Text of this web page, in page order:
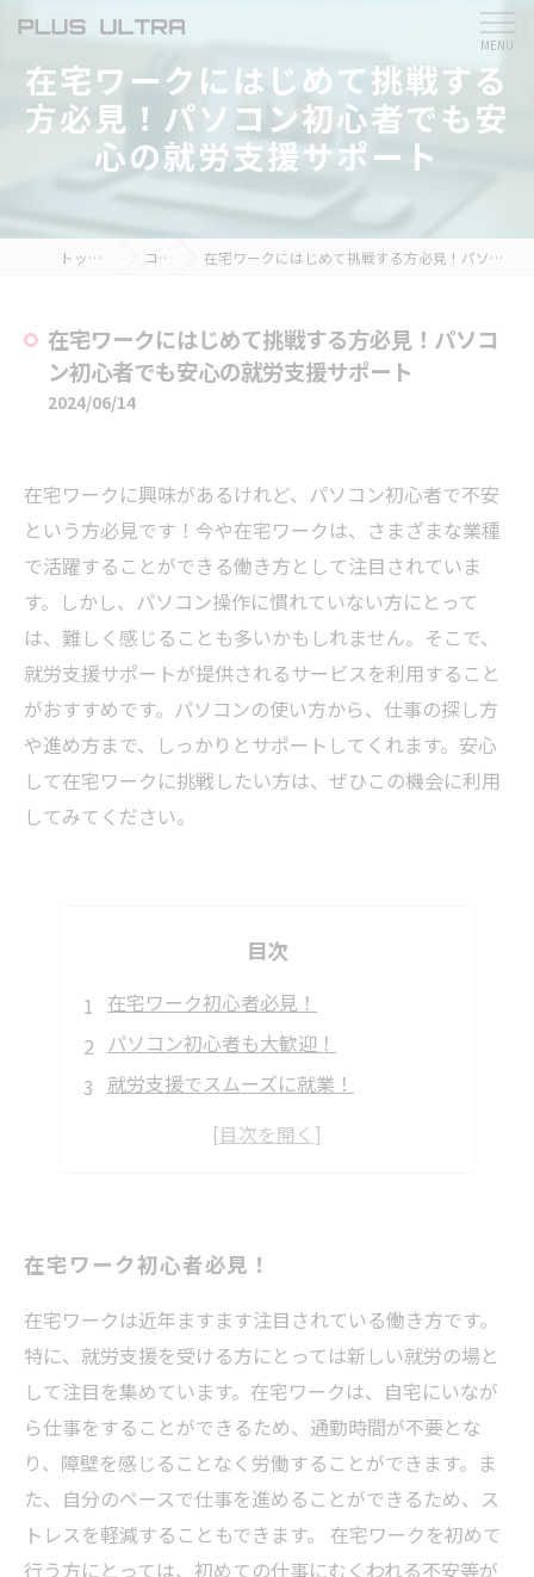
在宅ワークにはじめて挑戦する
方必見！パソコン初心者でも安
心の就労支援サポート
トップページ コラム 在宅ワークにはじめて挑戦する方必見！パソコン初心者でも安心の就労支援サポート
在宅ワークにはじめて挑戦する方必見！パソコ
ン初心者でも安心の就労支援サポート
2024/06/14
在宅ワークに興味があるけれど、パソコン初心者で不安
という方必見です！今や在宅ワークは、さまざまな業種
で活躍することができる働き方として注目されていま
す。しかし、パソコン操作に慣れていない方にとって
は、難しく感じることも多いかもしれません。そこで、
就労支援サポートが提供されるサービスを利用すること
がおすすめです。パソコンの使い方から、仕事の探し方
や進め方まで、しっかりとサポートしてくれます。安心
して在宅ワークに挑戦したい方は、ぜひこの機会に利用
してみてください。
目次
在宅ワーク初心者必見！
パソコン初心者も大歓迎！
就労支援でスムーズに就業！
在宅ワークで働きながらスキルアップ！
在宅ワーク初心者必見！
在宅ワークは近年ますます注目されている働き方です。
特に、就労支援を受ける方にとっては新しい就労の場と
して注目を集めています。在宅ワークは、自宅にいなが
ら仕事をすることができるため、通勤時間が不要とな
り、障壁を感じることなく労働することができます。ま
た、自分のペースで仕事を進めることができるため、ス
トレスを軽減することもできます。 在宅ワークを初めて
行う方にとっては、初めての仕事にむくわれる不安等が